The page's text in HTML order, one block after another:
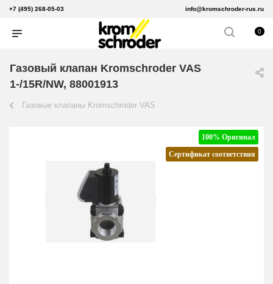
+7 (495) 268-05-03 info@kromschroder-rus.ru
0
Газовый клапан Kromschroder VAS
1-/15R/NW, 88001913
Газовые клапаны Kromschroder VAS
100% Оригинал
Сертификат соответствия